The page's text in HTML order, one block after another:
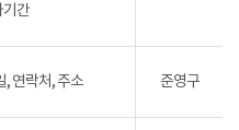
간
, 연락처, 주소 준영구